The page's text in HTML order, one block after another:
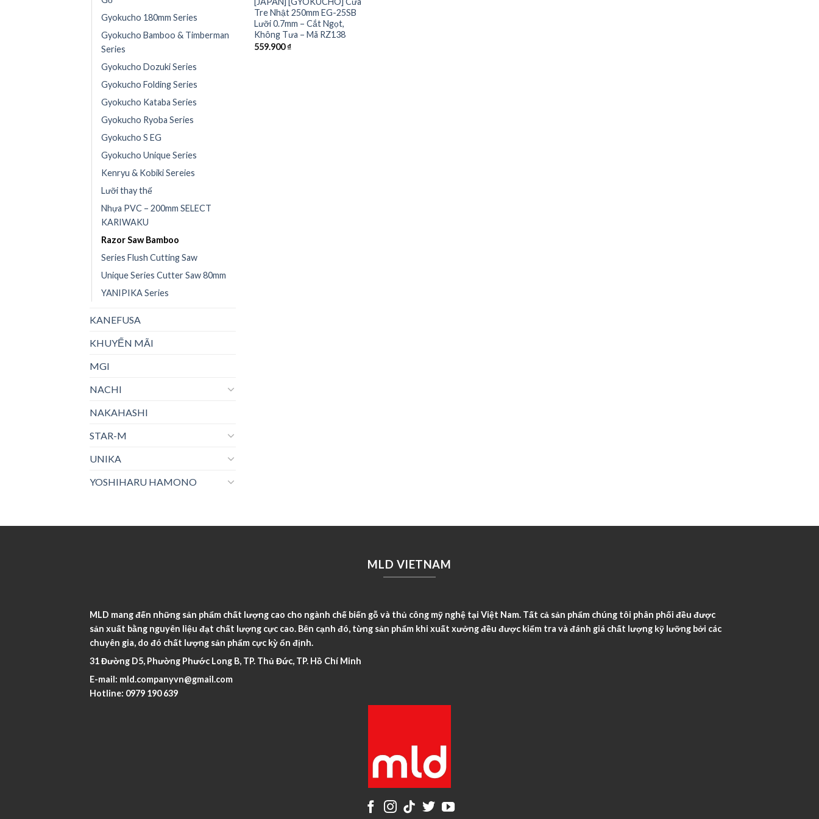
Gyokucho 180mm Series
Gyokucho Bamboo & Timberman
Series
Gyokucho Dozuki Series
Gyokucho Folding Series
Gyokucho Kataba Series
Gyokucho Ryoba Series
Gyokucho S EG
Gyokucho Unique Series
Kenryu & Kobiki Sereies
Lưỡi thay thế
Nhựa PVC – 200mm SELECT
KARIWAKU
Razor Saw Bamboo
Series Flush Cutting Saw
Unique Series Cutter Saw 80mm
YANIPIKA Series
KANEFUSA
KHUYẾN MÃI
MGI
NACHI
NAKAHASHI
STAR-M
UNIKA
YOSHIHARU HAMONO
Tre Nhật 250mm EG-25SB
Lưỡi 0.7mm – Cắt Ngọt,
Không Tưa – Mã RZ138
559.900₫
MLD VIETNAM
MLD mang đến những sản phẩm chất lượng cao cho ngành chế biến gỗ và thủ công mỹ nghệ tại Việt Nam. Tất cả sản phẩm chúng tôi phân phối đều được
sản xuất bằng nguyên liệu đạt chất lượng cực cao. Bên cạnh đó, từng sản phẩm khi xuất xưởng đều được kiểm tra và đánh giá chất lượng kỹ lưỡng bởi các
chuyên gia, do đó chất lượng sản phẩm cực kỳ ổn định.
31 Đường D5, Phường Phước Long B, TP. Thủ Đức, TP. Hồ Chí Minh
E-mail: mld.companyvn@gmail.com
Hotline: 0979 190 639